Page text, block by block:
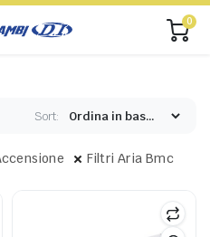
0
Sort:
Filtri Aria Bmc